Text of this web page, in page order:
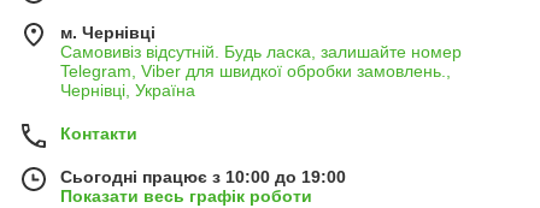
м. Чернівці
Самовивіз відсутній. Будь ласка, залишайте номер
Telegram, Viber для швидкої обробки замовлень.,
Чернівці, Україна
Контакти
Сьогодні працює з 10:00 до 19:00
Показати весь графік роботи